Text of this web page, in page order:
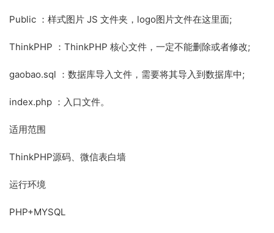
Public ：样式图片 JS 文件夹，logo图片文件在这里面;
ThinkPHP ：ThinkPHP 核心文件，一定不能删除或者修改;
gaobao.sql ：数据库导入文件，需要将其导入到数据库中;
index.php ：入口文件。
适用范围
ThinkPHP源码、微信表白墙
运行环境
PHP+MYSQL